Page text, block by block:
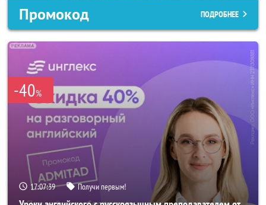
Промокод ПОДРОБНЕЕ
-40%
17:07:36 Получи первым!